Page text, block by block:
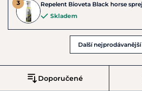
Repelent Bioveta Black horse
Skladem
Další nejprodávanější
Doporučené